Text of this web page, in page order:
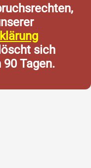
sich
Tagen.